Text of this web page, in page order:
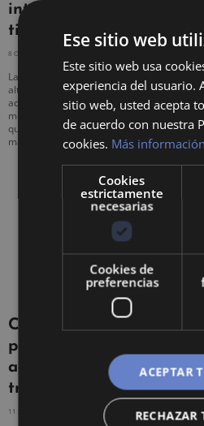
interesantes en estos
tiempos
8 OCTUBRE, 2020
La educación a distancia es una
alternativa asequible que facilita el
acceso al conocimiento. ¡Conoce las
mejores escuelas de formación online
que te ayudarán a aprender cada día
más!
Cómo el COVID ha
provocado una
aceleración en la
transformación digital
11 SEPTIEMBRE, 2020 NO HAY COMENTARIOS
Ese sitio web
Este sitio web usa
experiencia del usuario.
sitio web, usted acepta
de acuerdo con nuestra
cookies. Más información
Cookies
estrictamente
necesarias
Cookies de
preferencias
ACEPTAR
RECHAZAR